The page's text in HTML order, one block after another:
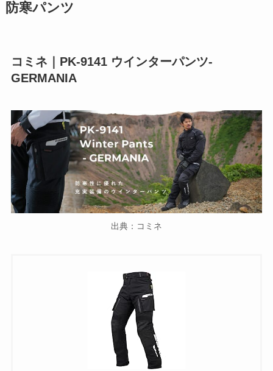
防寒パンツ
コミネ｜PK-9141 ウインターパンツ-
GERMANIA
出典：コミネ